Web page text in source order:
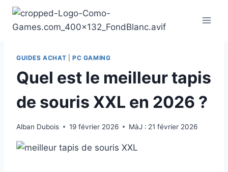
Aller
contenu
GUIDES ACHAT PC GAMING
Quel est le meilleur tapis
de souris XXL en 2026 ?
Alban Dubois 19 février 2026 MàJ : 21 février 2026